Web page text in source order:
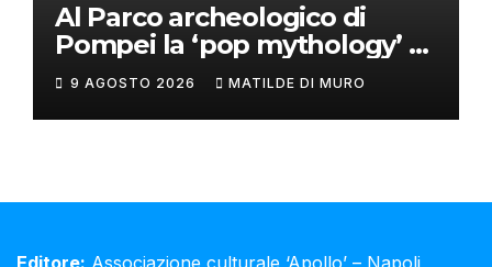
Al Parco archeologico di
Pompei la ‘pop mythology’ di
Philip Colbert
9 AGOSTO 2026 MATILDE DI MURO